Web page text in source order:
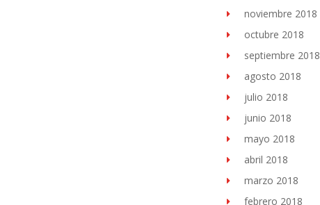
noviembre 2018
octubre 2018
septiembre 2018
agosto 2018
julio 2018
junio 2018
mayo 2018
abril 2018
marzo 2018
febrero 2018